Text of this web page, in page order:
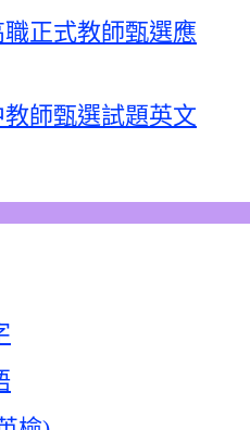
正式教師甄選應
師甄選試題英文